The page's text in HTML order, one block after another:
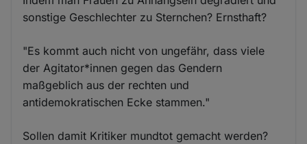
sonstige Geschlechter zu Sternchen? Ernsthaft?
"Es kommt auch nicht von ungefähr, dass viele
der Agitator*innen gegen das Gendern
maßgeblich aus der rechten und
antidemokratischen Ecke stammen."
Sollen damit Kritiker mundtot gemacht werden?